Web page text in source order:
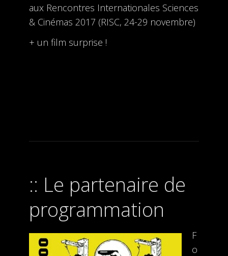
aux Rencontres Internationales Sciences
& Cinémas 2017 (RISC, 24-29 novembre)
+ un film surprise !
Le partenaire de
programmation
F
o